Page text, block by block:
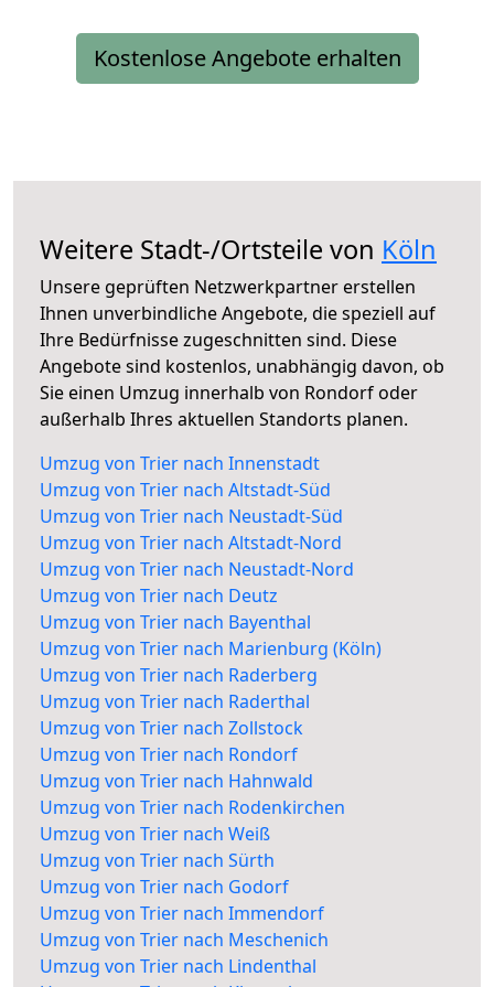
Kostenlose Angebote erhalten
Weitere Stadt-/Ortsteile von Köln
Unsere geprüften Netzwerkpartner erstellen
Ihnen unverbindliche Angebote, die speziell auf
Ihre Bedürfnisse zugeschnitten sind. Diese
Angebote sind kostenlos, unabhängig davon, ob
Sie einen Umzug innerhalb von Rondorf oder
außerhalb Ihres aktuellen Standorts planen.
Umzug von Trier nach Innenstadt
Umzug von Trier nach Altstadt-Süd
Umzug von Trier nach Neustadt-Süd
Umzug von Trier nach Altstadt-Nord
Umzug von Trier nach Neustadt-Nord
Umzug von Trier nach Deutz
Umzug von Trier nach Bayenthal
Umzug von Trier nach Marienburg (Köln)
Umzug von Trier nach Raderberg
Umzug von Trier nach Raderthal
Umzug von Trier nach Zollstock
Umzug von Trier nach Rondorf
Umzug von Trier nach Hahnwald
Umzug von Trier nach Rodenkirchen
Umzug von Trier nach Weiß
Umzug von Trier nach Sürth
Umzug von Trier nach Godorf
Umzug von Trier nach Immendorf
Umzug von Trier nach Meschenich
Umzug von Trier nach Lindenthal